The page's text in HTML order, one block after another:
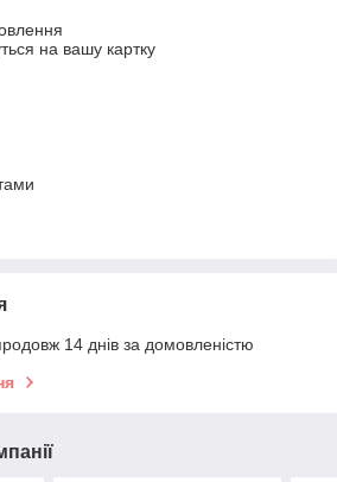
на вашу картку
14 днів за домовленістю